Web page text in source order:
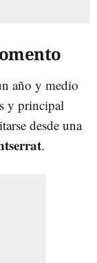
año y medio
y principal
desde una
.